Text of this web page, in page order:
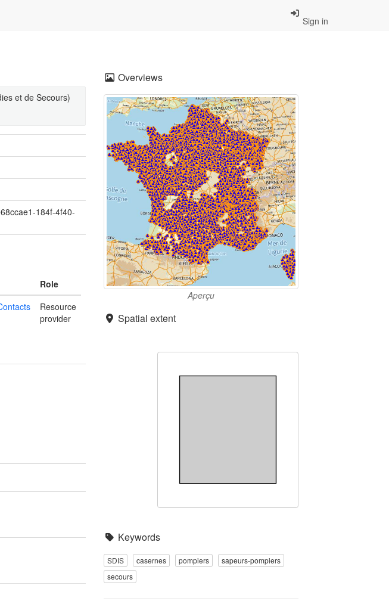
Sign in
et de Secours)
184f-4f40-
Role
Resource
provider
Overviews
Aperçu
Spatial extent
Keywords
SDIS casernes pompiers
sapeurs-pompiers
secours